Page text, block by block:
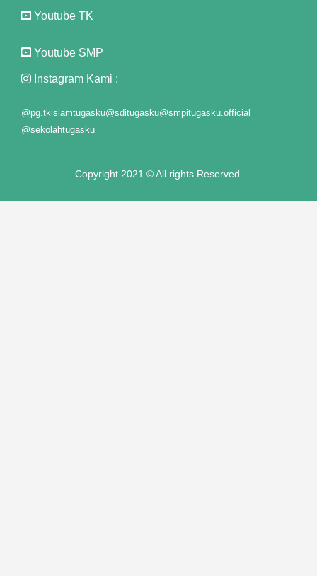
Panel
Panel
Youtube TK
Youtube SMP
Instagram Kami :
@pg.tkislamtugasku@sditugasku@smpitugasku.official
@sekolahtugasku
Copyright 2021 © All rights Reserved.